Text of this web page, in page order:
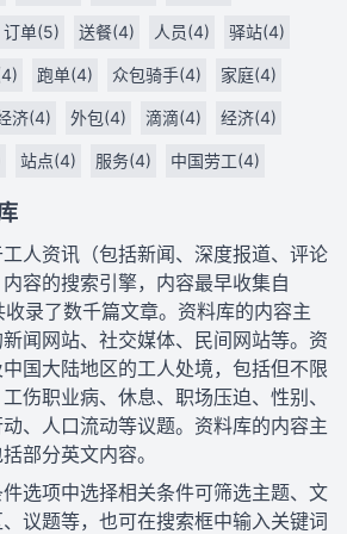
订单(5) 送餐(4) 人员(4) 驿站(4)
跑单(4) 众包骑手(4) 家庭(4)
济(4) 外包(4) 滴滴(4) 经济(4)
站点(4) 服务(4) 中国劳工(4)
人资讯（包括新闻、深度报道、评论
容的搜索引擎，内容最早收集自
录了数千篇文章。资料库的内容主
闻网站、社交媒体、民间网站等。资
国大陆地区的工人处境，包括但不限
伤职业病、休息、职场压迫、性别、
、人口流动等议题。资料库的内容主
部分英文内容。
选项中选择相关条件可筛选主题、文
议题等，也可在搜索框中输入关键词